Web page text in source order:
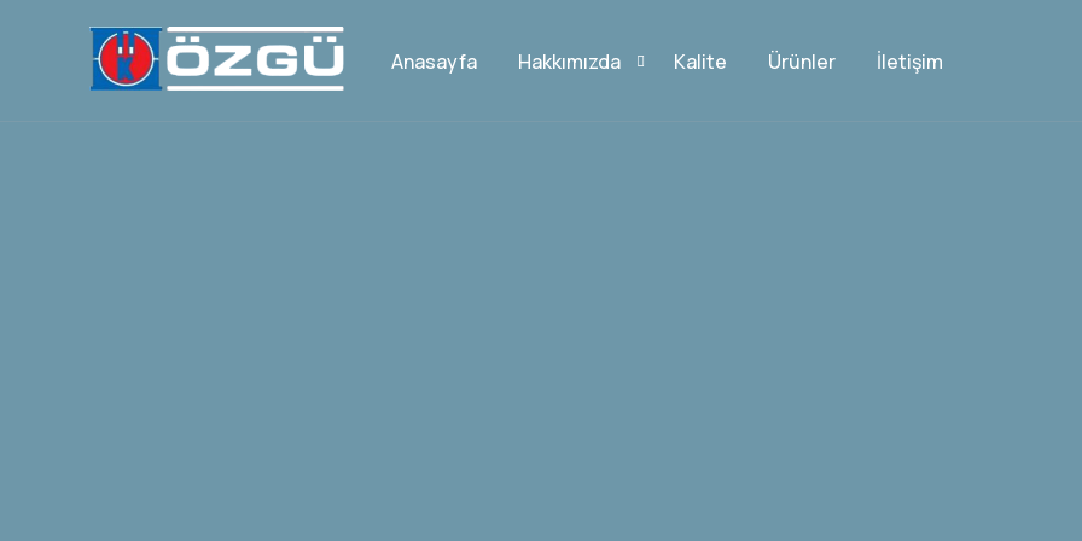
Anasayfa Hakkımızda Kalite Ürünler İletişim